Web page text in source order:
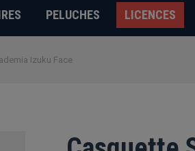
PELUCHES LICENCES
Izuku Face